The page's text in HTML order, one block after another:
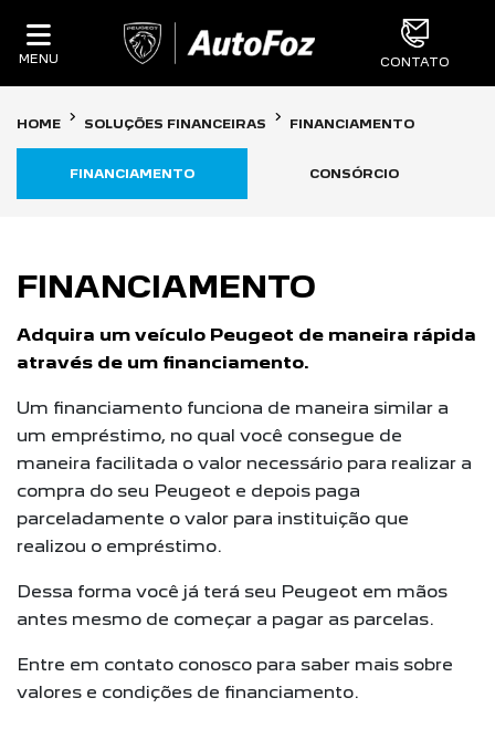
MENU CONTATO
HOME SOLUÇÕES FINANCEIRAS FINANCIAMENTO
CONSÓRCIO
FINANCIAMENTO
FINANCIAMENTO
Adquira um veículo Peugeot de maneira rápida
através de um financiamento.
Um financiamento funciona de maneira similar a
um empréstimo, no qual você consegue de
maneira facilitada o valor necessário para realizar a
compra do seu Peugeot e depois paga
parceladamente o valor para instituição que
realizou o empréstimo.
Dessa forma você já terá seu Peugeot em mãos
antes mesmo de começar a pagar as parcelas.
Entre em contato conosco para saber mais sobre
valores e condições de financiamento.